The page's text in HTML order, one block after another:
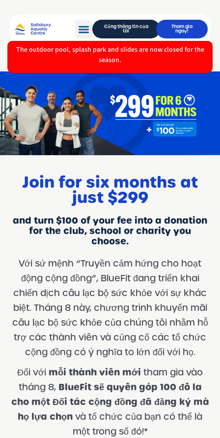
Cổng thông tin của
tôi
Tham gia
ngay!
The outdoor pool, splash park and slides are now closed for the
season.
Join for six months at
just $299
and turn $100 of your fee into a donation
for the club, school or charity you
choose.
Với sứ mệnh “Truyền cảm hứng cho hoạt
động cộng đồng”, BlueFit đang triển khai
chiến dịch câu lạc bộ sức khỏe với sự khác
biệt. Tháng 8 này, chương trình khuyến mãi
câu lạc bộ sức khỏe của chúng tôi nhằm hỗ
trợ các thành viên và củng cố các tổ chức
cộng đồng có ý nghĩa to lớn đối với họ.
Đối với mỗi thành viên mới tham gia vào
tháng 8, BlueFit sẽ quyên góp 100 đô la
cho một Đối tác cộng đồng đã đăng ký mà
họ lựa chọn và tổ chức của bạn có thể là
một trong số đó!*